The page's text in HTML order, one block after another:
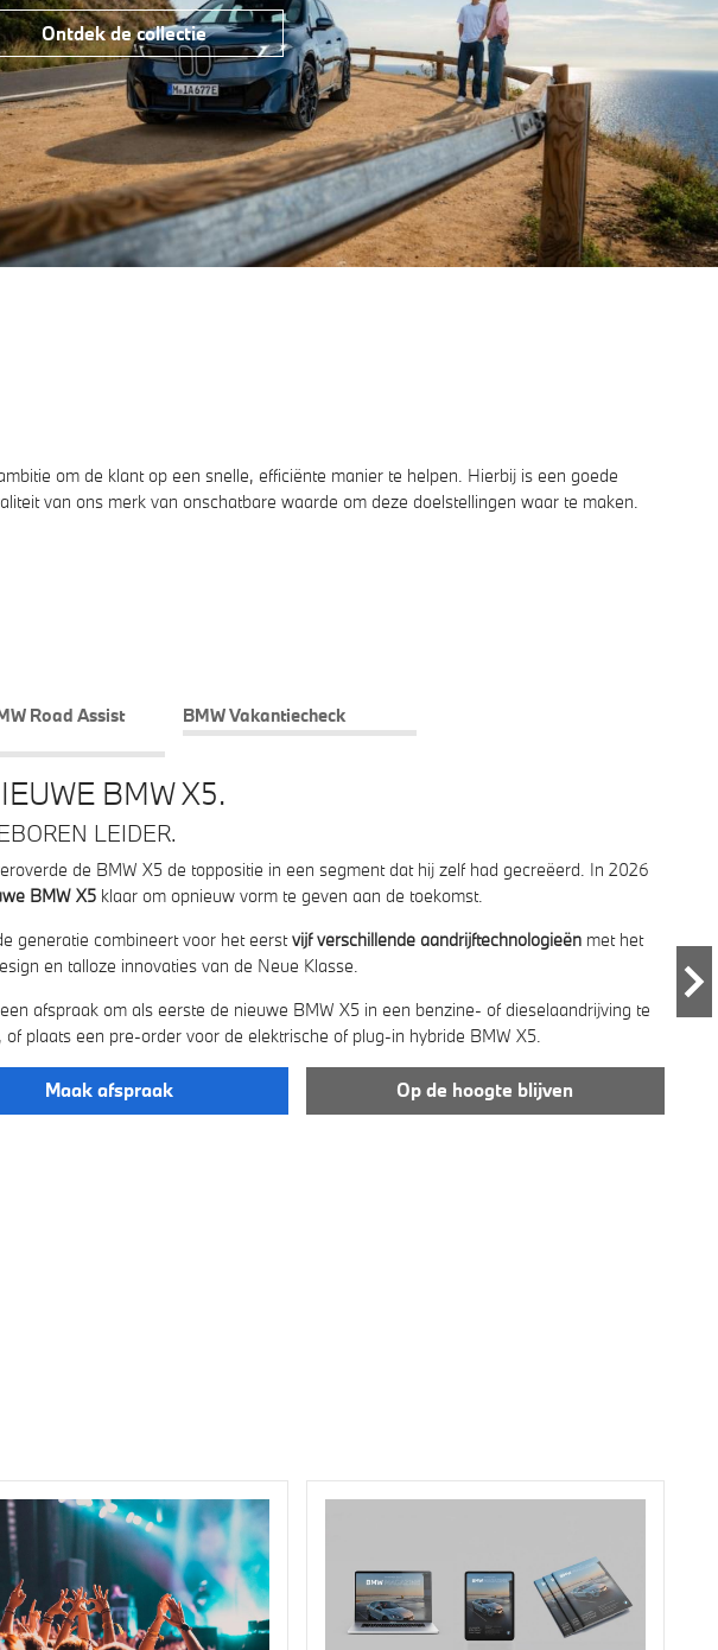
Ontdek de collectie
om de klant op een snelle, efficiënte manier te helpen. Hierbij is een goede
van ons merk van onschatbare waarde om deze doelstellingen waar te maken.
Road Assist
BMW Vakantiecheck
BMW X5.
LEIDER.
de BMW X5 de toppositie in een segment dat hij zelf had gecreëerd. In 2026
BMW X5klaar om opnieuw vorm te geven aan de toekomst.
generatie combineert voor het eerstvijf verschillende aandrijftechnologieënmet het
en talloze innovaties van de Neue Klasse.
afspraak om als eerste de nieuwe BMW X5 in een benzine- of dieselaandrijving te
of plaats een pre-order voor de elektrische of plug-in hybride BMW X5.
Maak afspraak Op de hoogte blijven